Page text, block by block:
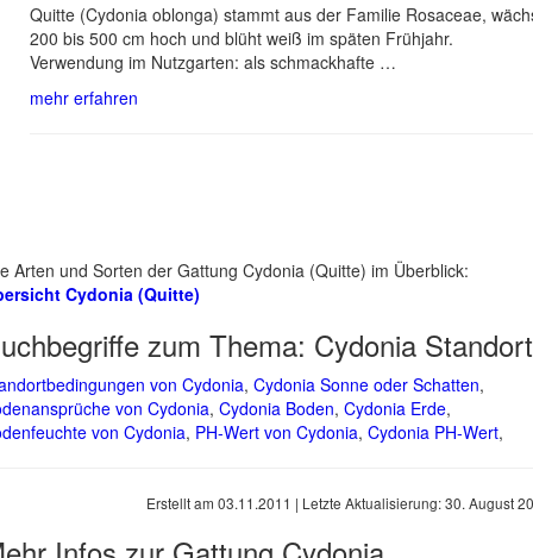
Quitte (Cydonia oblonga) stammt aus der Familie Rosaceae,
200 bis 500 cm hoch und blüht weiß im späten Frühjahr.
Verwendung im Nutzgarten: als schmackhafte …
mehr erfahren
Arten und Sorten der Gattung Cydonia (Quitte) im Überblick:
Cydonia (Quitte)
zum Thema: Cydonia Standort
von Cydonia, Cydonia Sonne oder Schatten,
von Cydonia, Cydonia Boden, Cydonia Erde,
von Cydonia, PH-Wert von Cydonia, Cydonia PH-Wert,
Erstellt am 03.11.2011 | Letzte Aktualisierung:30. August